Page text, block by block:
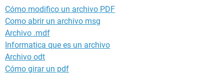
Cómo modifico un archivo PDF
Como abrir un archivo msg
Archivo .mdf
Informatica que es un archivo
Archivo odt
Cómo girar un pdf